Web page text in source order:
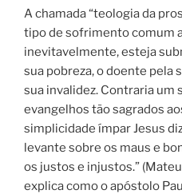
A chamada “teologia da
tipo de sofrimento comum
inevitavelmente, esteja
sua pobreza, o doente pela
sua invalidez. Contraria um
evangelhos tão sagrados
simplicidade ímpar Jesus
levante sobre os maus e
os justos e injustos.”
explica como o apóstolo